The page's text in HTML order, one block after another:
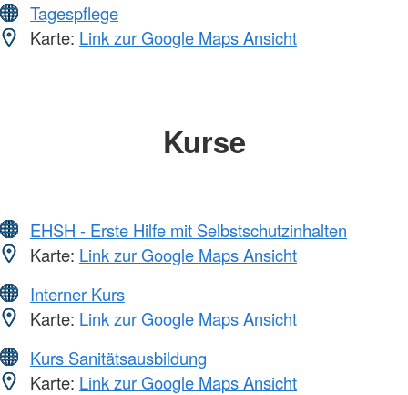
Tagespflege
Karte: Link zur Google Maps Ansicht
Kurse
EHSH - Erste Hilfe mit Selbstschutzinhalten
Karte: Link zur Google Maps Ansicht
Interner Kurs
Karte: Link zur Google Maps Ansicht
Kurs Sanitätsausbildung
Karte: Link zur Google Maps Ansicht